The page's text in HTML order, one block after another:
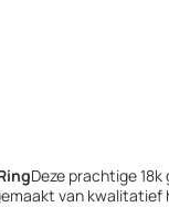
Deze prachtige
van kwalitatief